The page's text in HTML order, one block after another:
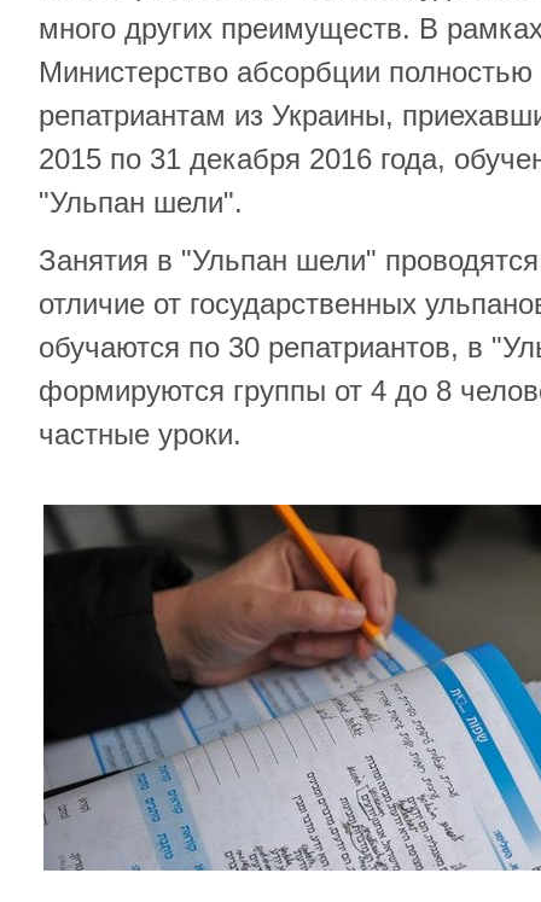
много других преимуществ. В
Министерство абсорбции полностью
репатриантам из Украины,
2015 по 31 декабря 2016 года,
"Ульпан шели".
Занятия в "Ульпан шели"
отличие от государственных
обучаются по 30 репатриантов, в
формируются группы от 4 до 8
частные уроки.